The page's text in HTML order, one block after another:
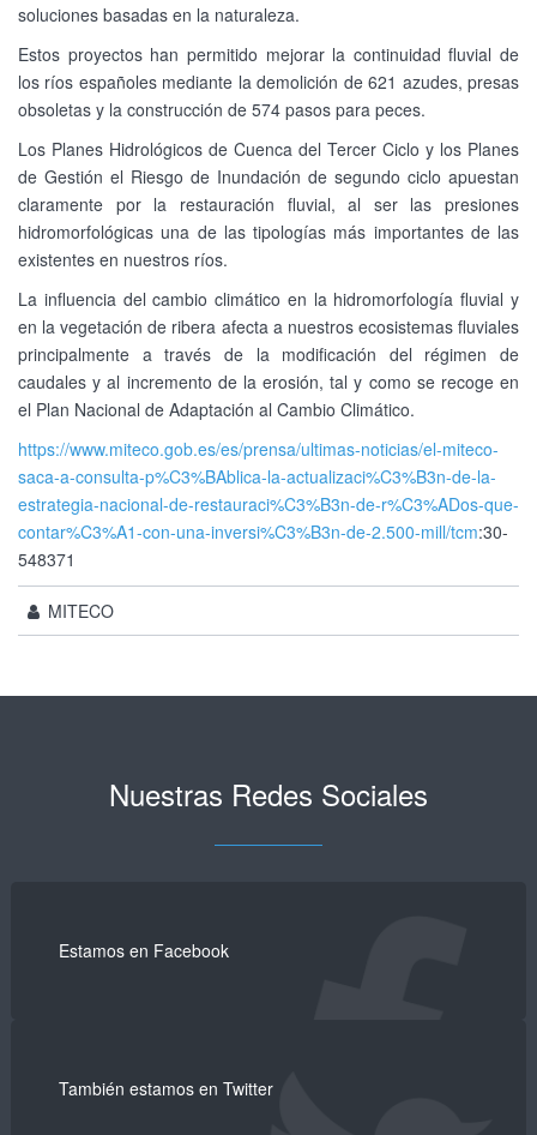
soluciones basadas en la naturaleza.
Estos proyectos han permitido mejorar la continuidad fluvial de
los ríos españoles mediante la demolición de 621 azudes, presas
obsoletas y la construcción de 574 pasos para peces.
Los Planes Hidrológicos de Cuenca del Tercer Ciclo y los Planes
de Gestión el Riesgo de Inundación de segundo ciclo apuestan
claramente por la restauración fluvial, al ser las presiones
hidromorfológicas una de las tipologías más importantes de las
existentes en nuestros ríos.
La influencia del cambio climático en la hidromorfología fluvial y
en la vegetación de ribera afecta a nuestros ecosistemas fluviales
principalmente a través de la modificación del régimen de
caudales y al incremento de la erosión, tal y como se recoge en
el Plan Nacional de Adaptación al Cambio Climático.
https://www.miteco.gob.es/es/prensa/ultimas-noticias/el-miteco-
saca-a-consulta-p%C3%BAblica-la-actualizaci%C3%B3n-de-la-
estrategia-nacional-de-restauraci%C3%B3n-de-r%C3%ADos-que-
contar%C3%A1-con-una-inversi%C3%B3n-de-2.500-mill/tcm:30-
548371
MITECO
Nuestras Redes Sociales
Estamos en Facebook
También estamos en Twitter